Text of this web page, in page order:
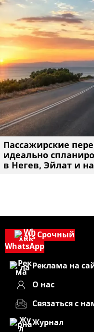
Пассажирские
идеально
в Негев, Эйлат и
Срочный
WhatsApp
Реклама на
О нас
Связаться с
Журнал